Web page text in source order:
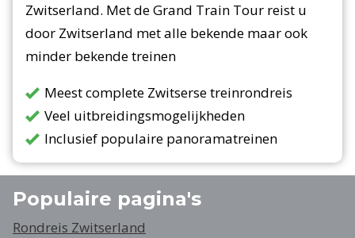
Zwitserland. Met de Grand Train Tour reist u
door Zwitserland met alle bekende maar ook
minder bekende treinen
Meest complete Zwitserse treinrondreis
Veel uitbreidingsmogelijkheden
Inclusief populaire panoramatreinen
Populaire pagina's
Rondreis Zwitserland